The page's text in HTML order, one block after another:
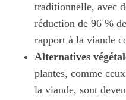
traditionnelle, avec
réduction de 96 %
rapport à la viande
Alternatives
plantes, comme
la viande, sont